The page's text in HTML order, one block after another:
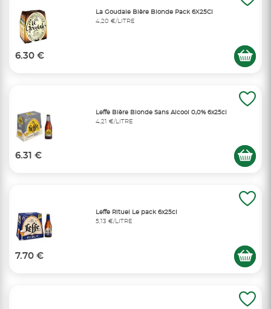
La Goudale Bière Blonde Pack 6X25Cl
4,20 €/LITRE
6.30 €
Leffe Bière Blonde Sans Alcool 0,0% 6x25cl
4,21 €/LITRE
6.31 €
Leffe Rituel Le pack 6x25cl
5,13 €/LITRE
7.70 €